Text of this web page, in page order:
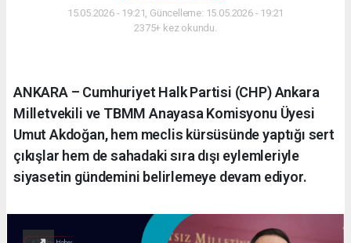
15.05.2026 - 19:21, Güncelleme: 15.05.2026 - 19:21
2375+ kez okundu.
ANKARA – Cumhuriyet Halk Partisi (CHP) Ankara
Milletvekili ve TBMM Anayasa Komisyonu Üyesi
Umut Akdoğan, hem meclis kürsüsünde yaptığı sert
çıkışlar hem de sahadaki sıra dışı eylemleriyle
siyasetin gündemini belirlemeye devam ediyor.